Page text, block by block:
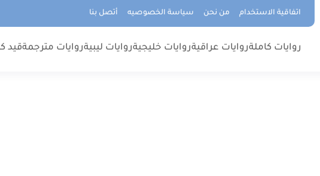
اتفاقية الاستخدام من نحن سياسة الخصوصيه أتصل بنا
روايات كاملةروايات عراقيةروايات خليجيةروايات ليبيةروايات مترجمةقيد